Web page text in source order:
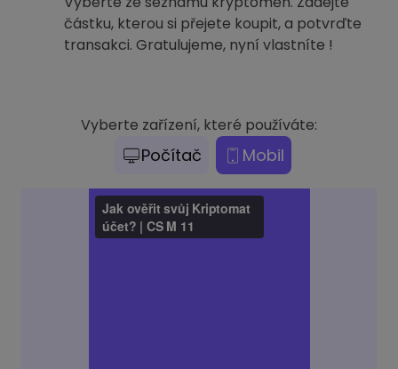
částku, kterou si přejete koupit, a potvrďte
transakci. Gratulujeme, nyní vlastníte !
Vyberte zařízení, které používáte:
Počítač Mobil